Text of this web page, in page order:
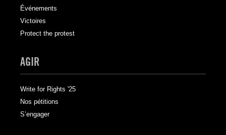
Événements
Victoires
Protect the protest
AGIR
Write for Rights '25
Nos pétitions
S’engager